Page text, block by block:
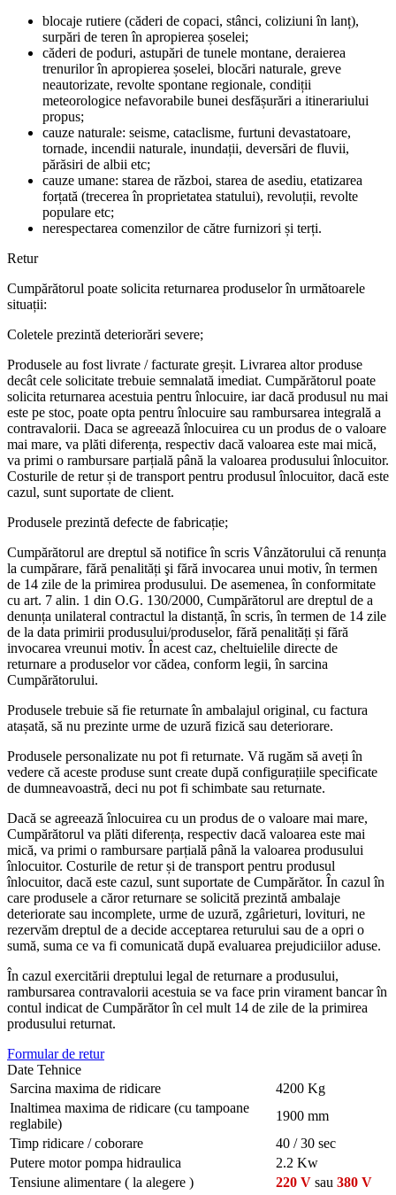
blocaje rutiere (căderi de copaci, stânci, coliziuni în lanț),
surpări de teren în apropierea șoselei;
căderi de poduri, astupări de tunele montane, deraierea
trenurilor în apropierea șoselei, blocări naturale, greve
neautorizate, revolte spontane regionale, condiții
meteorologice nefavorabile bunei desfășurări a itinerariului
propus;
cauze naturale: seisme, cataclisme, furtuni devastatoare,
tornade, incendii naturale, inundații, deversări de fluvii,
părăsiri de albii etc;
cauze umane: starea de război, starea de asediu, etatizarea
forțată (trecerea în proprietatea statului), revoluții, revolte
populare etc;
nerespectarea comenzilor de către furnizori și terți.
Retur
Cumpărătorul poate solicita returnarea produselor în următoarele
situații:
Coletele prezintă deteriorări severe;
Produsele au fost livrate / facturate greșit. Livrarea altor produse
decât cele solicitate trebuie semnalată imediat. Cumpărătorul poate
solicita returnarea acestuia pentru înlocuire, iar dacă produsul nu mai
este pe stoc, poate opta pentru înlocuire sau rambursarea integrală a
contravalorii. Daca se agreează înlocuirea cu un produs de o valoare
mai mare, va plăti diferența, respectiv dacă valoarea este mai mică,
va primi o rambursare parțială până la valoarea produsului înlocuitor.
Costurile de retur și de transport pentru produsul înlocuitor, dacă este
cazul, sunt suportate de client.
Produsele prezintă defecte de fabricație;
Cumpărătorul are dreptul să notifice în scris Vânzătorului că renunța
la cumpărare, fără penalități şi fără invocarea unui motiv, în termen
de 14 zile de la primirea produsului. De asemenea, în conformitate
cu art. 7 alin. 1 din O.G. 130/2000, Cumpărătorul are dreptul de a
denunța unilateral contractul la distanță, în scris, în termen de 14 zile
de la data primirii produsului/produselor, fără penalități și fără
invocarea vreunui motiv. În acest caz, cheltuielile directe de
returnare a produselor vor cădea, conform legii, în sarcina
Cumpărătorului.
Produsele trebuie să fie returnate în ambalajul original, cu factura
atașată, să nu prezinte urme de uzură fizică sau deteriorare.
Produsele personalizate nu pot fi returnate. Vă rugăm să aveți în
vedere că aceste produse sunt create după configurațiile specificate
de dumneavoastră, deci nu pot fi schimbate sau returnate.
Dacă se agreează înlocuirea cu un produs de o valoare mai mare,
Cumpărătorul va plăti diferența, respectiv dacă valoarea este mai
mică, va primi o rambursare parțială până la valoarea produsului
înlocuitor. Costurile de retur și de transport pentru produsul
înlocuitor, dacă este cazul, sunt suportate de Cumpărător. În cazul în
care produsele a căror returnare se solicită prezintă ambalaje
deteriorate sau incomplete, urme de uzură, zgârieturi, lovituri, ne
rezervăm dreptul de a decide acceptarea returului sau de a opri o
sumă, suma ce va fi comunicată după evaluarea prejudiciilor aduse.
În cazul exercitării dreptului legal de returnare a produsului,
rambursarea contravalorii acestuia se va face prin virament bancar în
contul indicat de Cumpărător în cel mult 14 de zile de la primirea
produsului returnat.
Formular de retur
Date Tehnice
Sarcina maxima de ridicare
4200 Kg
Inaltimea maxima de ridicare (cu tampoane
reglabile)
1900 mm
Timp ridicare / coborare
40 / 30 sec
Putere motor pompa hidraulica
2.2 Kw
Tensiune alimentare ( la alegere )
220 V sau 380 V